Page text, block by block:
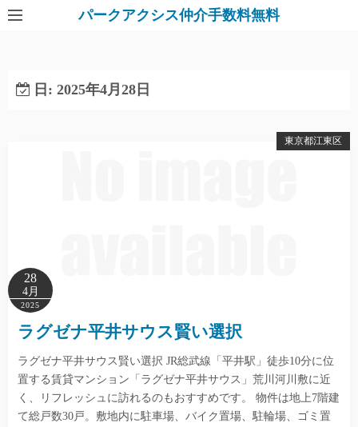
パークアクシス仲介手数料無料
日: 2025年4月28日
東京都江東区
28
4月
2025
ラグゼナ平井サウス賢い選択
ラグゼナ平井サウス賢い選択 JR総武線「平井駅」徒歩10分に位
置する賃貸マンション「ラグゼナ平井サウス」荒川河川敷に近
く、リフレッシュに訪れるのもおすすめです。 物件は地上7階建
て総戸数30戸。敷地内に駐車場、バイク置場、駐輪場、ゴミ置